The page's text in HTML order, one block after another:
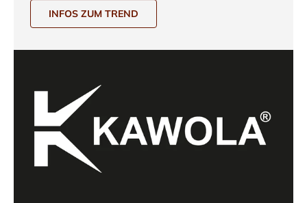
INFOS ZUM TREND